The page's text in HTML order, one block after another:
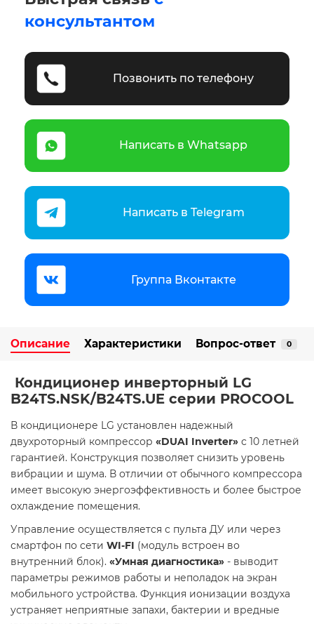
консультантом
Позвонить по телефону
Написать в Whatsapp
Написать в Telegram
Группа Вконтакте
Описание Характеристики Вопрос-ответ 0
Кондиционер инверторный LG
B24TS.NSK/B24TS.UE серии PROCOOL
В кондиционере LG установлен надежный
двухроторный компрессор «DUAI Inverter» с 10 летней
гарантией. Конструкция позволяет снизить уровень
вибрации и шума. В отличии от обычного компрессора
имеет высокую энергоэффективность и более быстрое
охлаждение помещения.
Управление осуществляется с пульта ДУ или через
смартфон по сети WI-FI (модуль встроен во
внутренний блок). «Умная диагностика» - выводит
параметры режимов работы и неполадок на экран
мобильного устройства. Функция ионизации воздуха
устраняет неприятные запахи, бактерии и вредные